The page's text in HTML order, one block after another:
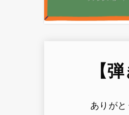
【
ありがと